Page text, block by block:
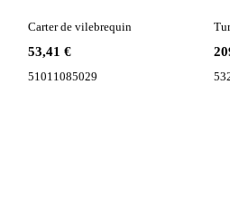
53,41 €
Carter de vilebrequin
51011085029